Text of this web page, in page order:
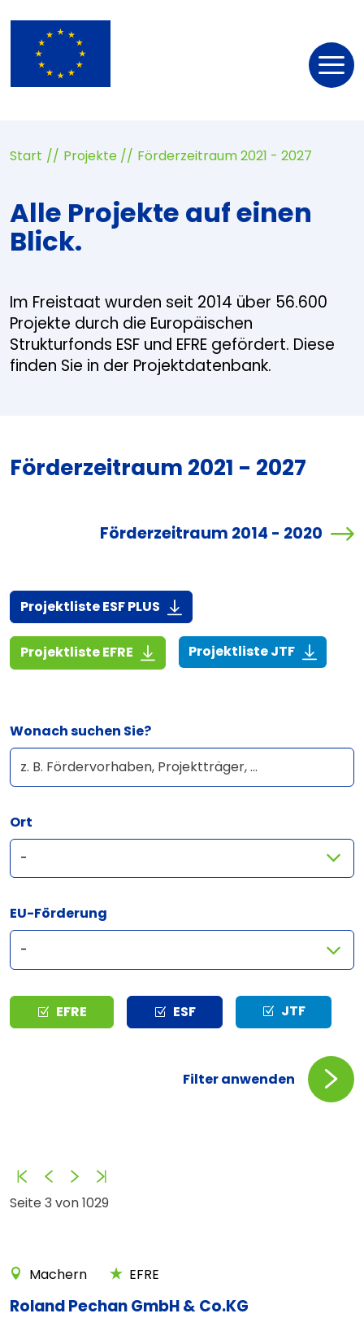
Start Projekte Förderzeitraum 2021 - 2027
Alle Projekte auf einen
Blick.
Im Freistaat wurden seit 2014 über 56.600
Projekte durch die Europäischen
Strukturfonds ESF und EFRE gefördert. Diese
finden Sie in der Projektdatenbank.
Förderzeitraum 2021 - 2027
Förderzeitraum 2014 - 2020
Projektliste ESF PLUS (916,7 KiB)
Projektliste EFRE (1,4 MiB)Projektliste JTF(268,6
Wonach suchen Sie?
Ort
EU-Förderung
Typ EFRE ESF JTF
Filter anwenden
Seite 3 von 1029
AnfangZurückVorwärts
Machern EFRE
Roland Pechan GmbH & Co.KG